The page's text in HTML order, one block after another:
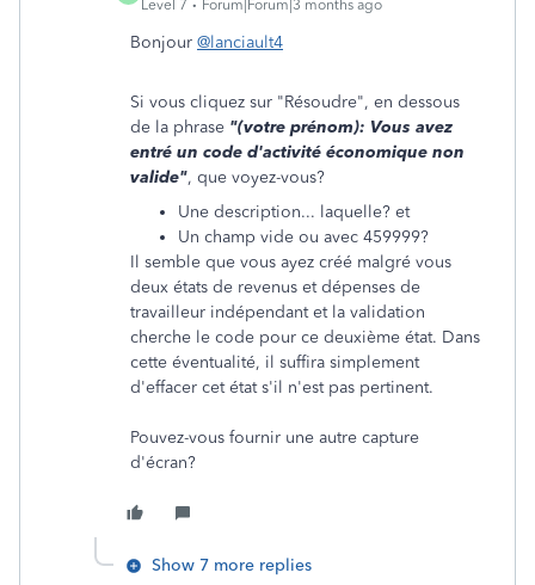
Level 7 Forum|Forum|3 months ago
Bonjour @lanciault4
Si vous cliquez sur "Résoudre", en dessous
de la phrase "(votre prénom): Vous avez
entré un code d'activité économique non
valide", que voyez-vous?
Une description... laquelle? et
Un champ vide ou avec 459999?
Il semble que vous ayez créé malgré vous
deux états de revenus et dépenses de
travailleur indépendant et la validation
cherche le code pour ce deuxième état. Dans
cette éventualité, il suffira simplement
d'effacer cet état s'il n'est pas pertinent.
Pouvez-vous fournir une autre capture
d'écran?
Show 7 more replies